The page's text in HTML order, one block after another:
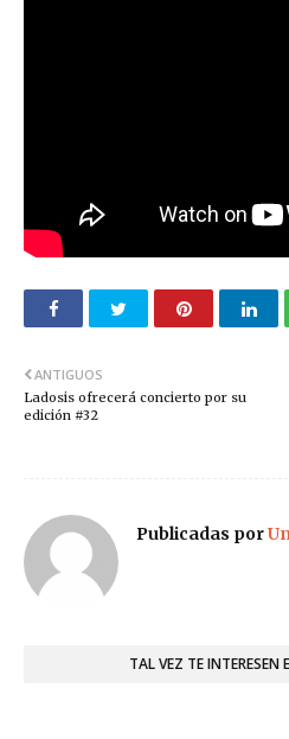
ANTIGUOS
Ladosis ofrecerá concierto por su
edición #32
Publicadas por
TAL VEZ TE INTERESEN